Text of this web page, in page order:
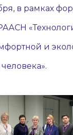
в рамках
и